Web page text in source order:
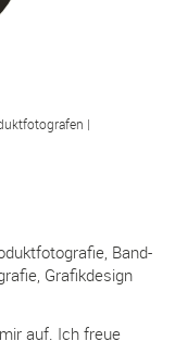
Band-
Grafikdesign
auf. Ich freue